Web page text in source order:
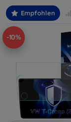
Empfohlen
-10%